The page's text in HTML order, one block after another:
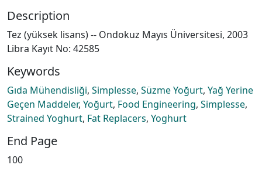
Description
Tez (yüksek lisans) -- Ondokuz Mayıs Üniversitesi, 2003
Libra Kayıt No: 42585
Keywords
Gıda Mühendisliği, Simplesse, Süzme Yoğurt, Yağ Yerine
Geçen Maddeler, Yoğurt, Food Engineering, Simplesse,
Strained Yoghurt, Fat Replacers, Yoghurt
End Page
100